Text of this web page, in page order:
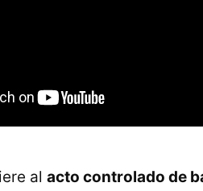
al acto controlado de